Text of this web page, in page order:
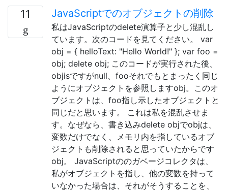
11 JavaScriptでのオブジェクトの削除
私はJavaScriptのdelete演算子と少し混乱し
ています。次のコードを見てください。 var
obj = { helloText: "Hello World!" }; var foo =
obj; delete obj; このコードが実行された後、
objisですがnull、fooそれでもとまったく同じ
ようにオブジェクトを参照しますobj。このオ
ブジェクトは、foo指し示したオブジェクトと
同じだと思います。 これは私を混乱させま
す。なぜなら、書き込みdelete objでobjは、
変数だけでなく、メモリ内を指しているオブ
ジェクトも削除されると思っていたからです
obj。 JavaScriptののガベージコレクタは、
私がオブジェクトを指し、他の変数を持って
いなかった場合は、それがそうすることを、